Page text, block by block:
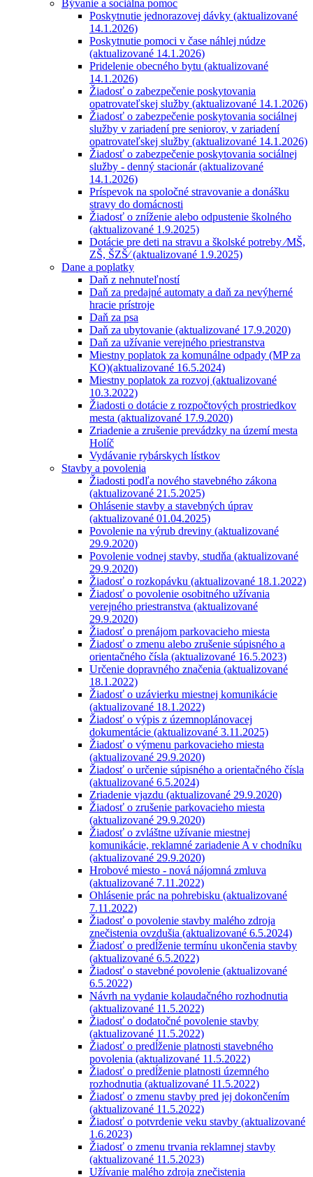
Bývanie a sociálna pomoc
Poskytnutie jednorazovej dávky (aktualizované
14.1.2026)
Poskytnutie pomoci v čase náhlej núdze
(aktualizované 14.1.2026)
Pridelenie obecného bytu (aktualizované
14.1.2026)
Žiadosť o zabezpečenie poskytovania
opatrovateľskej služby (aktualizované 14.1.2026)
Žiadosť o zabezpečenie poskytovania sociálnej
služby v zariadení pre seniorov, v zariadení
opatrovateľskej služby (aktualizované 14.1.2026)
Žiadosť o zabezpečenie poskytovania sociálnej
služby - denný stacionár (aktualizované
14.1.2026)
Príspevok na spoločné stravovanie a donášku
stravy do domácnosti
Žiadosť o zníženie alebo odpustenie školného
(aktualizované 1.9.2025)
Dotácie pre deti na stravu a školské potreby ⁄MŠ,
ZŠ, ŠZŠ⁄ (aktualizované 1.9.2025)
Dane a poplatky
Daň z nehnuteľností
Daň za predajné automaty a daň za nevýherné
hracie prístroje
Daň za psa
Daň za ubytovanie (aktualizované 17.9.2020)
Daň za užívanie verejného priestranstva
Miestny poplatok za komunálne odpady (MP za
KO)(aktualizované 16.5.2024)
Miestny poplatok za rozvoj (aktualizované
10.3.2022)
Žiadosti o dotácie z rozpočtových prostriedkov
mesta (aktualizované 17.9.2020)
Zriadenie a zrušenie prevádzky na území mesta
Holíč
Vydávanie rybárskych lístkov
Stavby a povolenia
Žiadosti podľa nového stavebného zákona
(aktualizované 21.5.2025)
Ohlásenie stavby a stavebných úprav
(aktualizované 01.04.2025)
Povolenie na výrub dreviny (aktualizované
29.9.2020)
Povolenie vodnej stavby, studňa (aktualizované
29.9.2020)
Žiadosť o rozkopávku (aktualizované 18.1.2022)
Žiadosť o povolenie osobitného užívania
verejného priestranstva (aktualizované
29.9.2020)
Žiadosť o prenájom parkovacieho miesta
Žiadosť o zmenu alebo zrušenie súpisného a
orientačného čísla (aktualizované 16.5.2023)
Určenie dopravného značenia (aktualizované
18.1.2022)
Žiadosť o uzávierku miestnej komunikácie
(aktualizované 18.1.2022)
Žiadosť o výpis z územnoplánovacej
dokumentácie (aktualizované 3.11.2025)
Žiadosť o výmenu parkovacieho miesta
(aktualizované 29.9.2020)
Žiadosť o určenie súpisného a orientačného čísla
(aktualizované 6.5.2024)
Zriadenie vjazdu (aktualizované 29.9.2020)
Žiadosť o zrušenie parkovacieho miesta
(aktualizované 29.9.2020)
Žiadosť o zvláštne užívanie miestnej
komunikácie, reklamné zariadenie A v chodníku
(aktualizované 29.9.2020)
Hrobové miesto - nová nájomná zmluva
(aktualizované 7.11.2022)
Ohlásenie prác na pohrebisku (aktualizované
7.11.2022)
Žiadosť o povolenie stavby malého zdroja
znečistenia ovzdušia (aktualizované 6.5.2024)
Žiadosť o predĺženie termínu ukončenia stavby
(aktualizované 6.5.2022)
Žiadosť o stavebné povolenie (aktualizované
6.5.2022)
Návrh na vydanie kolaudačného rozhodnutia
(aktualizované 11.5.2022)
Žiadosť o dodatočné povolenie stavby
(aktualizované 11.5.2022)
Žiadosť o predĺženie platnosti stavebného
povolenia (aktualizované 11.5.2022)
Žiadosť o predĺženie platnosti územného
rozhodnutia (aktualizované 11.5.2022)
Žiadosť o zmenu stavby pred jej dokončením
(aktualizované 11.5.2022)
Žiadosť o potvrdenie veku stavby (aktualizované
1.6.2023)
Žiadosť o zmenu trvania reklamnej stavby
(aktualizované 11.5.2023)
Užívanie malého zdroja znečistenia